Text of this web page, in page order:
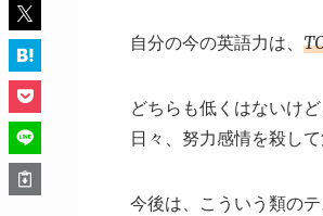
自分の今の英語力は、
どちらも低くはないけ
日々、努力感情を殺して
今後は、こういう類の